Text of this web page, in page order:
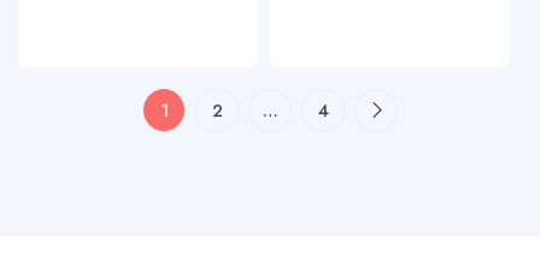
1 2 … 4